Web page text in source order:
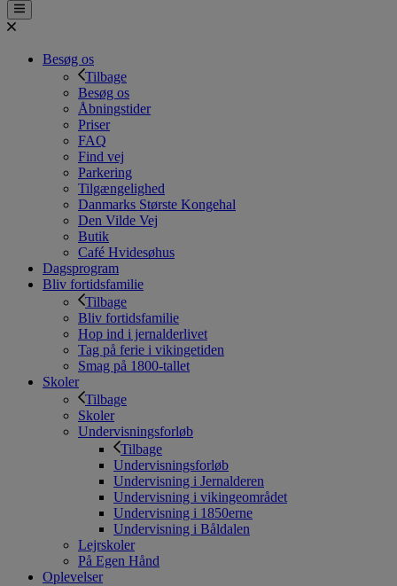
Besøg os
Tilbage
Besøg os
Åbningstider
Priser
FAQ
Find vej
Parkering
Tilgængelighed
Danmarks Største Kongehal
Den Vilde Vej
Butik
Café Hvidesøhus
Dagsprogram
Bliv fortidsfamilie
Tilbage
Bliv fortidsfamilie
Hop ind i jernalderlivet
Tag på ferie i vikingetiden
Smag på 1800-tallet
Skoler
Tilbage
Skoler
Undervisningsforløb
Tilbage
Undervisningsforløb
Undervisning i Jernalderen
Undervisning i vikingeområdet
Undervisning i 1850erne
Undervisning i Båldalen
Lejrskoler
På Egen Hånd
Oplevelser